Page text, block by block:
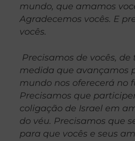
mundo, que amamos
Agradecemos vocês. E
vocês.
Precisamos de vocês, de
medida que avançamos
mundo nos oferecerá no
Precisamos que
coligação de Israel em
do véu. Precisamos que
para que vocês e seus